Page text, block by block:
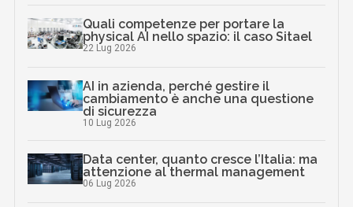
Quali competenze per portare la
physical AI nello spazio: il caso Sitael
22 Lug 2026
AI in azienda, perché gestire il
cambiamento è anche una questione
di sicurezza
10 Lug 2026
Data center, quanto cresce l’Italia: ma
attenzione al thermal management
06 Lug 2026